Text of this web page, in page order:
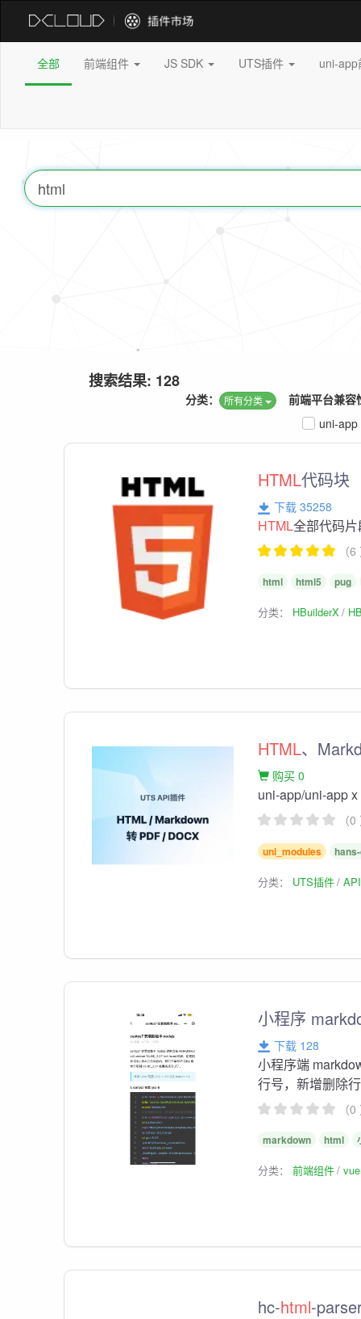
全部 前端组件 JS SDK UTS插件 uni-
搜索结果: 128
前端平台兼容
分类： 所有分类
uni-app
HTML代码块
下载 35258
HTML全部代码
（
html html5 pug
分类： HBuilderX
HTML、
购买 0
uni-app/uni-app x
（
uni_modules
分类： UTS插件
小程序
下载 128
小程序端
行号，新增删除
（
markdown html
分类：前端组件
hc-html-